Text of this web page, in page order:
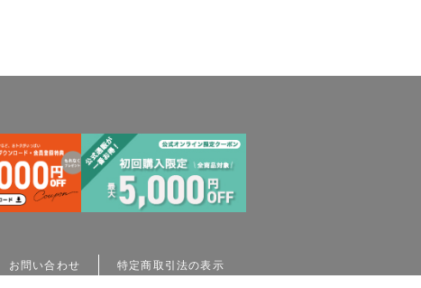
お問い合わせ 特定商取引法の表示